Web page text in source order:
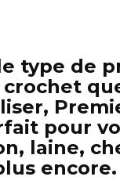
type de
pour
laine,
encore.